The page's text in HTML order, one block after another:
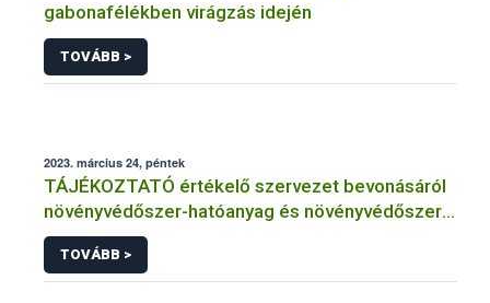
gabonafélékben virágzás idején
TOVÁBB >
2023. március 24, péntek
TÁJÉKOZTATÓ értékelő szervezet bevonásáról
növényvédőszer-hatóanyag és növényvédőszer
engedélyezésére, továbbá a meglévő engedély
meghosszabbítására vagy módosítására irányuló
eljárásba
TOVÁBB >